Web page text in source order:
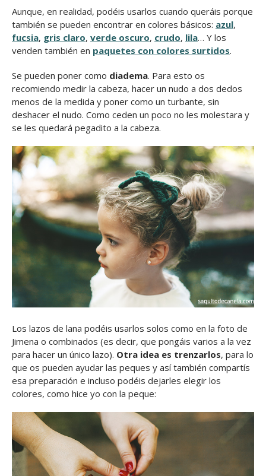
Aunque, en realidad, podéis usarlos cuando queráis porque
también se pueden encontrar en colores básicos: azul,
fucsia, gris claro, verde oscuro, crudo, lila… Y los
venden también en paquetes con colores surtidos.
Se pueden poner como diadema. Para esto os
recomiendo medir la cabeza, hacer un nudo a dos dedos
menos de la medida y poner como un turbante, sin
deshacer el nudo. Como ceden un poco no les molestara y
se les quedará pegadito a la cabeza.
Los lazos de lana podéis usarlos solos como en la foto de
Jimena o combinados (es decir, que pongáis varios a la vez
para hacer un único lazo). Otra idea es trenzarlos, para lo
que os pueden ayudar las peques y así también compartís
esa preparación e incluso podéis dejarles elegir los
colores, como hice yo con la peque: